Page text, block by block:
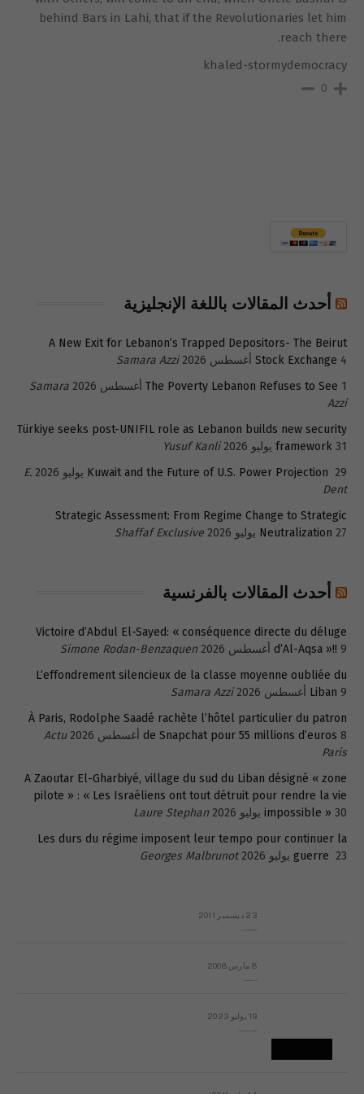
behind Bars in Lahi, that if the Revolutionaries let him
reach there.
khaled-stormydemocracy
0
أحدث المقالات باللغة الإنجليزية
A New Exit for Lebanon’s Trapped Depositors- The Beirut
Stock Exchange 4 أغسطس 2026
Samara Azzi
The Poverty Lebanon Refuses to See 1 أغسطس 2026
Samara
Azzi
Türkiye seeks post-UNIFIL role as Lebanon builds new security
framework 31 يوليو 2026
Yusuf Kanli
Kuwait and the Future of U.S. Power Projection 29 يوليو 2026
E.
Dent
Strategic Assessment: From Regime Change to Strategic
Neutralization 27 يوليو 2026 Shaffaf Exclusive
أحدث المقالات بالفرنسية
Victoire d’Abdul El-Sayed: « conséquence directe du déluge
d’Al-Aqsa »!! 9 أغسطس 2026
Simone Rodan-Benzaquen
L’effondrement silencieux de la classe moyenne oubliée du
Liban 9 أغسطس 2026
Samara Azzi
À Paris, Rodolphe Saadé rachète l’hôtel particulier du patron
de Snapchat pour 55 millions d’euros 8 أغسطس 2026
Actu
Paris
A Zaoutar El-Gharbiyé, village du sud du Liban désigné « zone
pilote » : « Les Israéliens ont tout détruit pour rendre la vie
impossible » 30 يوليو 2026
Laure Stephan
Les durs du régime imposent leur tempo pour continuer la
guerre 23 يوليو 2026 Georges Malbrunot
23 ديسمبر 2011
8 مارس 2008
19 يوليو 2023